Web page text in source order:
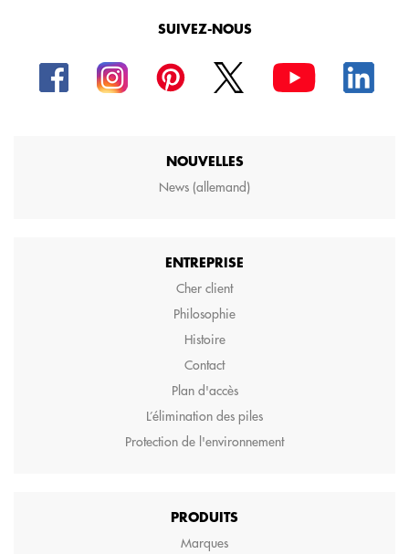
SUIVEZ-NOUS
NOUVELLES
News (allemand)
ENTREPRISE
Cher client
Philosophie
Histoire
Contact
Plan d'accès
L’élimination des piles
Protection de l'environnement
PRODUITS
Marques